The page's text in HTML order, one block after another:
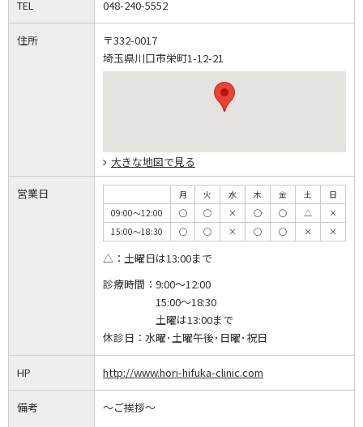
TEL 048-240-5552
住所
〒332-0017
埼玉県川口市栄町1-12-21
大きな地図で見る
営業日 月 火 水 木 金 土
日
09:00～12:00
◯ ◯ × ◯ ◯ △
×
15:00～18:30
◯ ◯ × ◯ ◯ × ×
△：土曜日は13:00まで
診療時間： 9:00～12:00
15:00～18:30
土曜は13:00まで
休診日： 水曜･土曜午後･日曜･祝日
HP http://www.hori-hifuka-clinic.com
備考 ～ご挨拶～